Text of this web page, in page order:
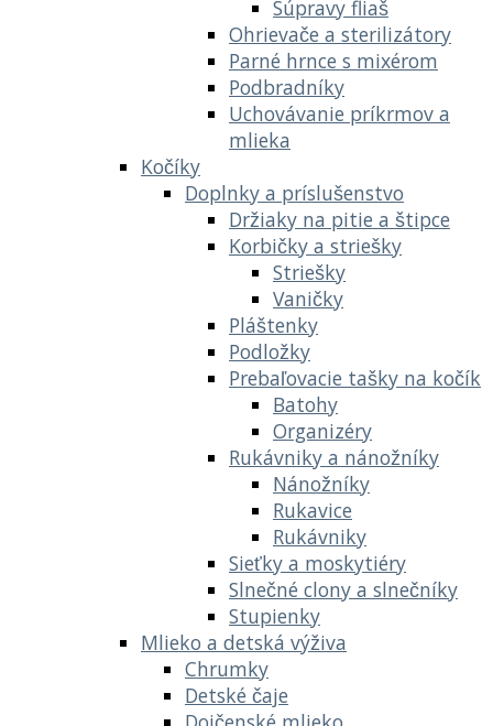
Súpravy fliaš
Ohrievače a sterilizátory
Parné hrnce s mixérom
Podbradníky
Uchovávanie príkrmov a
mlieka
Kočíky
Doplnky a príslušenstvo
Držiaky na pitie a štipce
Korbičky a striešky
Striešky
Vaničky
Pláštenky
Podložky
Prebaľovacie tašky na kočík
Batohy
Organizéry
Rukávniky a nánožníky
Nánožníky
Rukavice
Rukávniky
Sieťky a moskytiéry
Slnečné clony a slnečníky
Stupienky
Mlieko a detská výživa
Chrumky
Detské čaje